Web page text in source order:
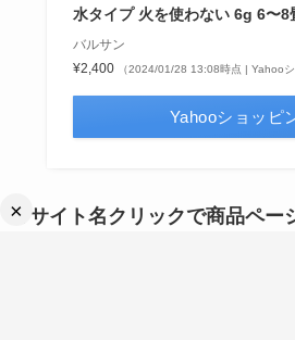
×
水タイプ 火を使わない 6g 6〜8
バルサン
¥2,400
（2024/01/28 13:08時点 | Yahooシ
Yahooショッピ
↑サイト名クリックで商品ペー